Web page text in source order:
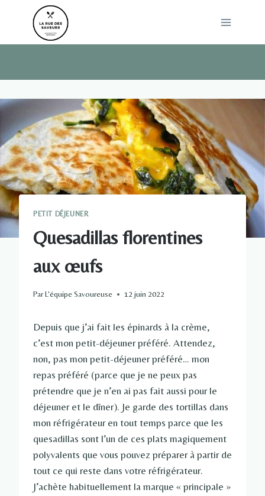
PETIT DÉJEUNER
Quesadillas florentines
aux œufs
ParL'équipe Savoureuse 12 juin 2022
Depuis que j’ai fait les épinards à la crème,
c’est mon petit-déjeuner préféré. Attendez,
non, pas mon petit-déjeuner préféré… mon
repas préféré (parce que je ne peux pas
prétendre que je n’en ai pas fait aussi pour le
déjeuner et le dîner). Je garde des tortillas dans
mon réfrigérateur en tout temps parce que les
quesadillas sont l’un de ces plats magiquement
polyvalents que vous pouvez préparer à partir de
tout ce qui reste dans votre réfrigérateur.
J’achète habituellement la marque « principale »